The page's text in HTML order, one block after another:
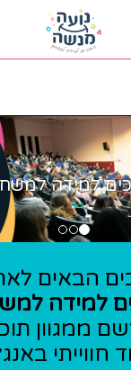
למידה
הבאים
למידה
ממגוון
חווייתי